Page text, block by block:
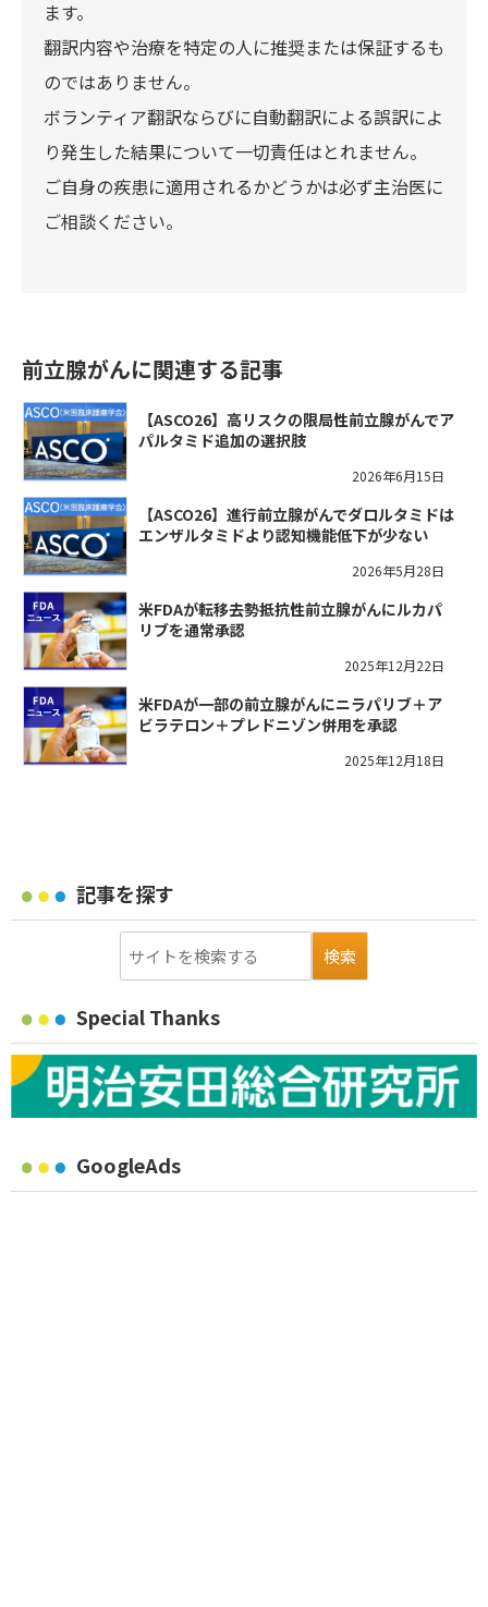
ます。
翻訳内容や治療を特定の人に推奨または保証するも
のではありません。
ボランティア翻訳ならびに自動翻訳による誤訳によ
り発生した結果について一切責任はとれません。
ご自身の疾患に適用されるかどうかは必ず主治医に
ご相談ください。
前立腺がんに関連する記事
【ASCO26】高リスクの限局性前立腺がんでア
パルタミド追加の選択肢
2026年6月15日
【ASCO26】進行前立腺がんでダロルタミドは
エンザルタミドより認知機能低下が少ない
2026年5月28日
米FDAが転移去勢抵抗性前立腺がんにルカパ
リブを通常承認
2025年12月22日
米FDAが一部の前立腺がんにニラパリブ＋ア
ビラテロン＋プレドニゾン併用を承認
2025年12月18日
記事を探す
Special Thanks
GoogleAds